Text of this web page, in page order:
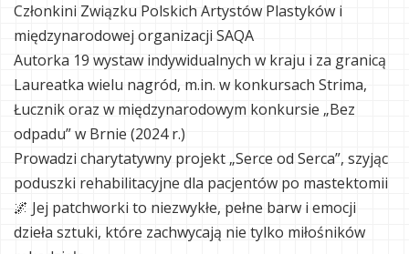
Członkini Związku Polskich Artystów Plastyków i
międzynarodowej organizacji SAQA
Autorka 19 wystaw indywidualnych w kraju i za granicą
Laureatka wielu nagród, m.in. w konkursach Strima,
Łucznik oraz w międzynarodowym konkursie „Bez
odpadu” w Brnie (2024 r.)
Prowadzi charytatywny projekt „Serce od Serca”, szyjąc
poduszki rehabilitacyjne dla pacjentów po mastektomii
🌌 Jej patchworki to niezwykłe, pełne barw i emocji
dzieła sztuki, które zachwycają nie tylko miłośników